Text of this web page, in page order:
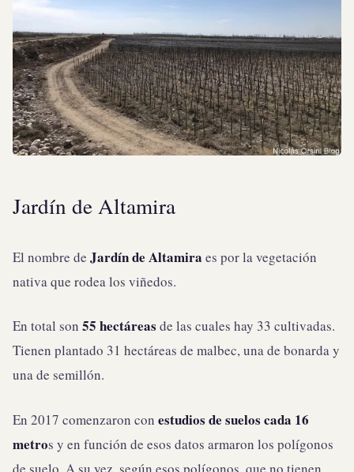
Jardín de Altamira
El nombre de Jardín de Altamira es por la vegetación
nativa que rodea los viñedos.
En total son 55 hectáreas de las cuales hay 33 cultivadas.
Tienen plantado 31 hectáreas de malbec, una de bonarda y
una de semillón.
En 2017 comenzaron con estudios de suelos cada 16
metros y en función de esos datos armaron los polígonos